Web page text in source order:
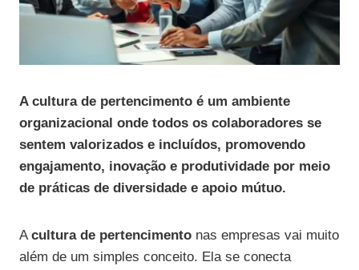
A cultura de pertencimento é um ambiente
organizacional onde todos os colaboradores se
sentem valorizados e incluídos, promovendo
engajamento, inovação e produtividade por meio
de práticas de diversidade e apoio mútuo.
Acultura de pertencimento nas empresas vai muito
além de um simples conceito. Ela se conecta